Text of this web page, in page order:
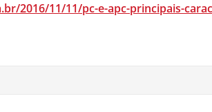
2016/11/11/pc-e-apc-principais-